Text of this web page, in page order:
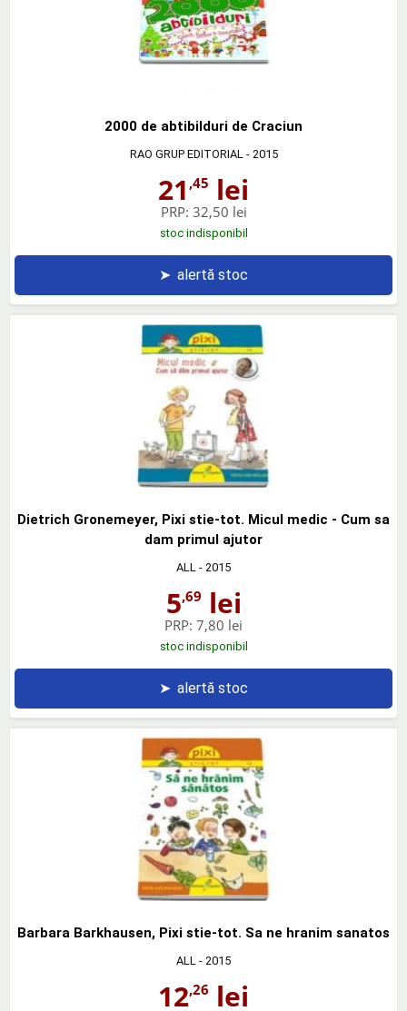
2000 de abtibilduri de Craciun
RAO GRUP EDITORIAL - 2015
21 ,45 lei
PRP: 32,50 lei
stoc indisponibil
➤ alertă stoc
Dietrich Gronemeyer, Pixi stie-tot. Micul medic - Cum sa
dam primul ajutor
ALL - 2015
5,69 lei
PRP: 7,80 lei
stoc indisponibil
➤ alertă stoc
Barbara Barkhausen, Pixi stie-tot. Sa ne hranim sanatos
ALL - 2015
12,26 lei